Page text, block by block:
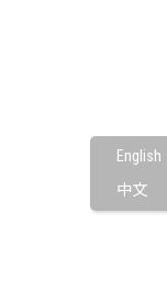
English
中文